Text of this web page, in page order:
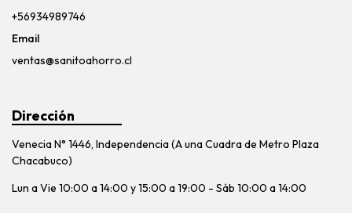
+56934989746
Email
ventas@sanitoahorro.cl
Dirección
Venecia N° 1446, Independencia (A una Cuadra de Metro Plaza
Chacabuco)
Lun a Vie 10:00 a 14:00 y 15:00 a 19:00 - Sáb 10:00 a 14:00